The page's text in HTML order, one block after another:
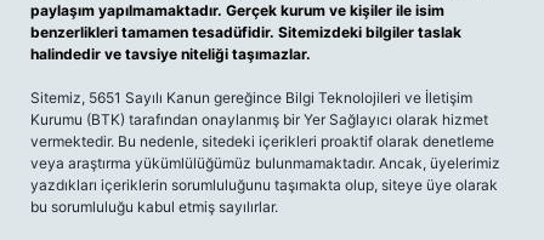
paylaşım yapılmamaktadır. Gerçek kurum ve kişiler ile isim
benzerlikleri tamamen tesadüfidir. Sitemizdeki bilgiler taslak
halindedir ve tavsiye niteliği taşımazlar.
Sitemiz, 5651 Sayılı Kanun gereğince Bilgi Teknolojileri ve İletişim
Kurumu (BTK) tarafından onaylanmış bir Yer Sağlayıcı olarak hizmet
vermektedir. Bu nedenle, sitedeki içerikleri proaktif olarak denetleme
veya araştırma yükümlülüğümüz bulunmamaktadır. Ancak, üyelerimiz
yazdıkları içeriklerin sorumluluğunu taşımakta olup, siteye üye olarak
bu sorumluluğu kabul etmiş sayılırlar.